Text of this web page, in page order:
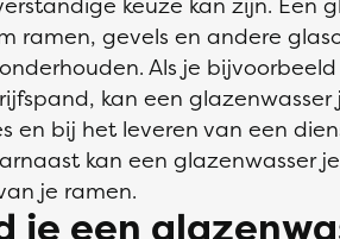
ramen, gevels en andere
Als je
kan een
en bij het leveren van een
kan een glazenwasser
je ramen.
je een